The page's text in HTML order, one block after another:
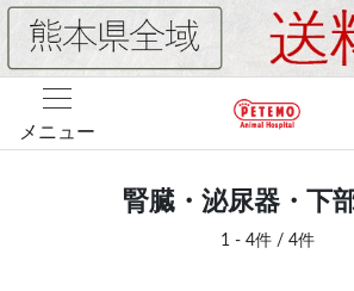
メニュー
腎臓・泌尿器・下
1 - 4件 / 4件